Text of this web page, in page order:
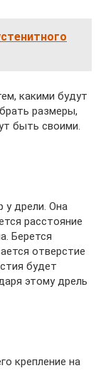
какими будут
размеры,
быть своими.
у дрели. Она
расстояние
Берется
отверстие
будет
этому дрель
крепление на